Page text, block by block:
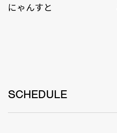
にゃんすと
SCHEDULE